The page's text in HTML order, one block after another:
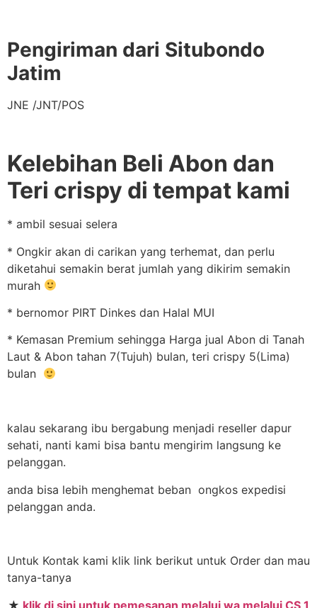
Pengiriman dari Situbondo
Jatim
JNE /JNT/POS
Kelebihan Beli Abon dan
Teri crispy di tempat kami
* ambil sesuai selera
* Ongkir akan di carikan yang terhemat, dan perlu
diketahui semakin berat jumlah yang dikirim semakin
murah
* bernomor PIRT Dinkes dan Halal MUI
* Kemasan Premium sehingga Harga jual Abon di Tanah
Laut & Abon tahan 7(Tujuh) bulan, teri crispy 5(Lima)
bulan
kalau sekarang ibu bergabung menjadi reseller dapur
sehati, nanti kami bisa bantu mengirim langsung ke
pelanggan.
anda bisa lebih menghemat beban ongkos expedisi
pelanggan anda.
Untuk Kontak kami klik link berikut untuk Order dan mau
tanya-tanya
★ klik di sini untuk pemesanan melalui wa melalui CS 1